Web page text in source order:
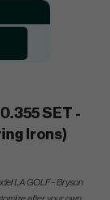
SET -
Irons)
LA GOLF - Bryson